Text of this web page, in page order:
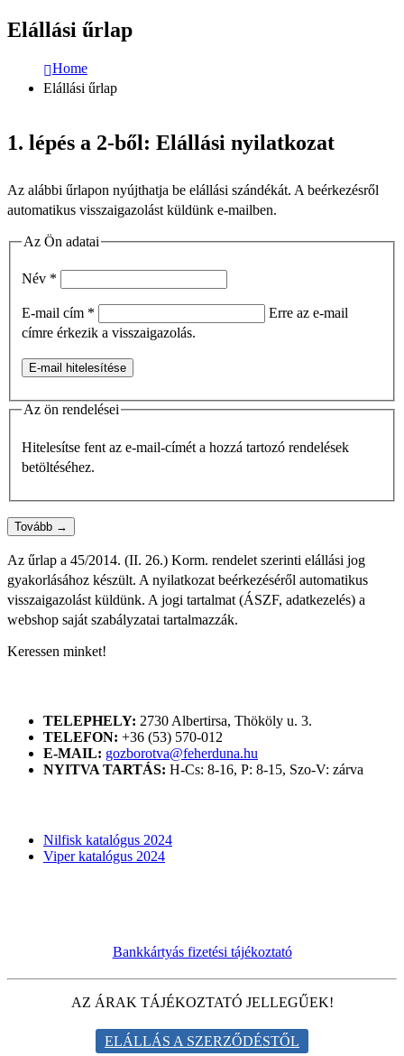
Elállási űrlap
Home
Elállási űrlap
1. lépés a 2-ből: Elállási nyilatkozat
Az alábbi űrlapon nyújthatja be elállási szándékát. A beérkezésről
automatikus visszaigazolást küldünk e-mailben.
Az Ön adatai
Név *
E-mail cím *
Erre az e-mail
címre érkezik a visszaigazolás.
E-mail hitelesítése
Az ön rendelései
Hitelesítse fent az e-mail-címét a hozzá tartozó rendelések
betöltéséhez.
Tovább →
Az űrlap a 45/2014. (II. 26.) Korm. rendelet szerinti elállási jog
gyakorlásához készült. A nyilatkozat beérkezéséről automatikus
visszaigazolást küldünk. A jogi tartalmat (ÁSZF, adatkezelés) a
webshop saját szabályzatai tartalmazzák.
Keressen minket!
TELEPHELY: 2730 Albertirsa, Thököly u. 3.
TELEFON: +36 (53) 570-012
E-MAIL: gozborotva@feherduna.hu
NYITVA TARTÁS: H-Cs: 8-16, P: 8-15, Szo-V: zárva
Nilfisk katalógus 2024
Viper katalógus 2024
Bankkártyás fizetési tájékoztató
AZ ÁRAK TÁJÉKOZTATÓ JELLEGŰEK!
ELÁLLÁS A SZERZŐDÉSTŐL